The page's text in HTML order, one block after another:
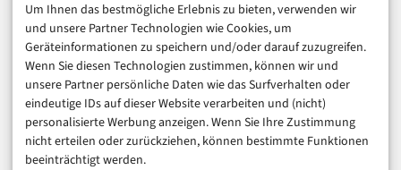
Um Ihnen das bestmögliche Erlebnis zu bieten, verwenden wir
und unsere Partner Technologien wie Cookies, um
Geräteinformationen zu speichern und/oder darauf zuzugreifen.
Wenn Sie diesen Technologien zustimmen, können wir und
unsere Partner persönliche Daten wie das Surfverhalten oder
eindeutige IDs auf dieser Website verarbeiten und (nicht)
personalisierte Werbung anzeigen. Wenn Sie Ihre Zustimmung
nicht erteilen oder zurückziehen, können bestimmte Funktionen
beeinträchtigt werden.
Consumer & Digital Life
Marketing
Finanzen & FinTech
Business & Karriere
Sicherheit & Recht
Digitalisierung
Marketing